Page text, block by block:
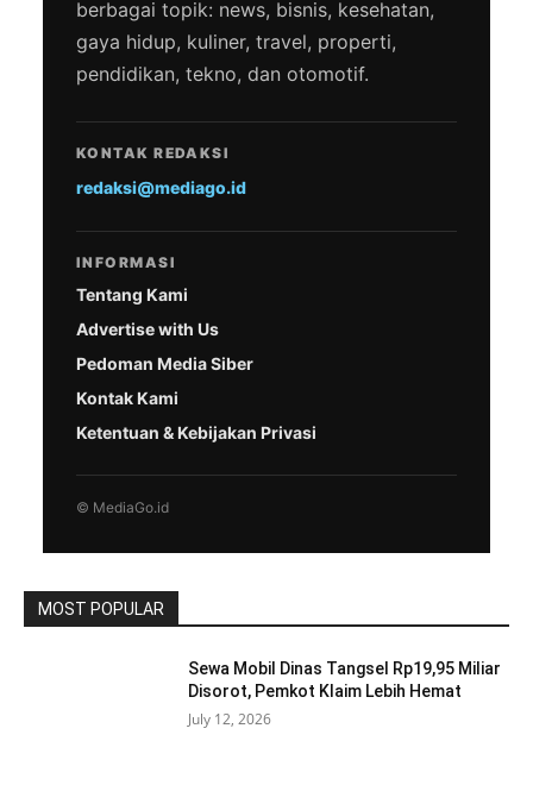
berbagai topik: news, bisnis, kesehatan,
gaya hidup, kuliner, travel, properti,
pendidikan, tekno, dan otomotif.
KONTAK REDAKSI
redaksi@mediago.id
INFORMASI
Tentang Kami
Advertise with Us
Pedoman Media Siber
Kontak Kami
Ketentuan & Kebijakan Privasi
© MediaGo.id
MOST POPULAR
Sewa Mobil Dinas Tangsel Rp19,95 Miliar
Disorot, Pemkot Klaim Lebih Hemat
July 12, 2026